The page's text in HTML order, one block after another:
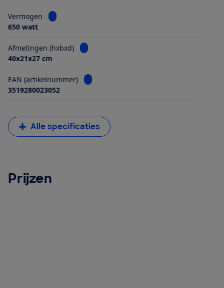
Vermogen
Bekijk informatie voor Vermogen
650 watt
Afmetingen (hxbxd)
Bekijk informatie voor Afmetingen (hxbxd)
40x21x27 cm
EAN (artikelnummer)
Bekijk informatie voor EAN
3519280023052
Alle specificaties
Prijzen